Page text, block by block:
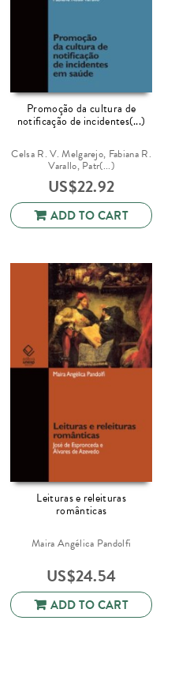
Promoção da cultura de
notificação de incidentes(...)
Celsa R. V. Melgarejo, Fabiana R.
Varallo, Patr(...)
US$22.92
ADD TO CART
Leituras e releituras
românticas
Maira Angélica Pandolfi
US$24.54
ADD TO CART